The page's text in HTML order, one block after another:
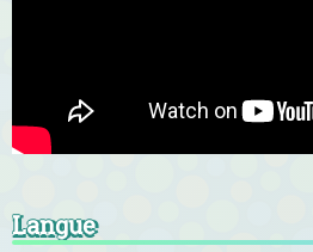
Langue